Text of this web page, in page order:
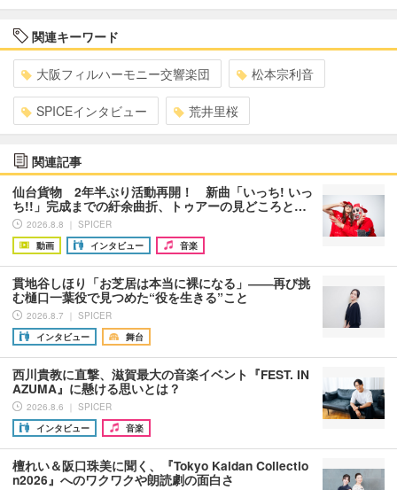
関連キーワード
大阪フィルハーモニー交響楽団 松本宗利音
SPICEインタビュー 荒井里桜
関連記事
仙台貨物 2年半ぶり活動再開！ 新曲「いっち! いっ
ち!!」完成までの紆余曲折、トゥアーの見どころと…
2026.8.8 ｜ SPICER
動画
インタビュー 音楽
貫地谷しほり「お芝居は本当に裸になる」――再び挑
む樋口一葉役で見つめた“役を生きる”こと
2026.8.7 ｜ SPICER
インタビュー
舞台
西川貴教に直撃、滋賀最大の音楽イベント『FEST. IN
AZUMA』に懸ける思いとは？
2026.8.6 ｜ SPICER
インタビュー
音楽
檀れい＆阪口珠美に聞く、『Tokyo Kaidan Collectio
n2026』へのワクワクや朗読劇の面白さ